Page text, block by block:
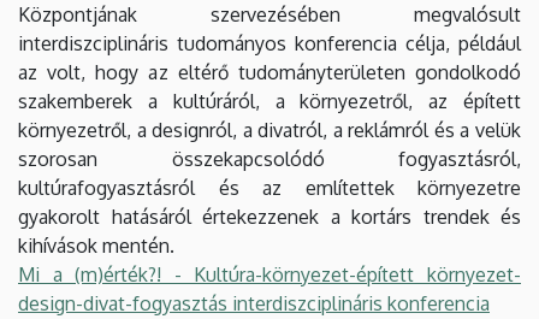
Központjának szervezésében megvalósult
interdiszciplináris tudományos konferencia célja, például
az volt, hogy az eltérő tudományterületen gondolkodó
szakemberek a kultúráról, a környezetről, az épített
környezetről, a designról, a divatról, a reklámról és a velük
szorosan összekapcsolódó fogyasztásról,
kultúrafogyasztásról és az említettek környezetre
gyakorolt hatásáról értekezzenek a kortárs trendek és
kihívások mentén.
Mi a (m)érték?! - Kultúra-környezet-épített környezet-
design-divat-fogyasztás interdiszciplináris konferencia